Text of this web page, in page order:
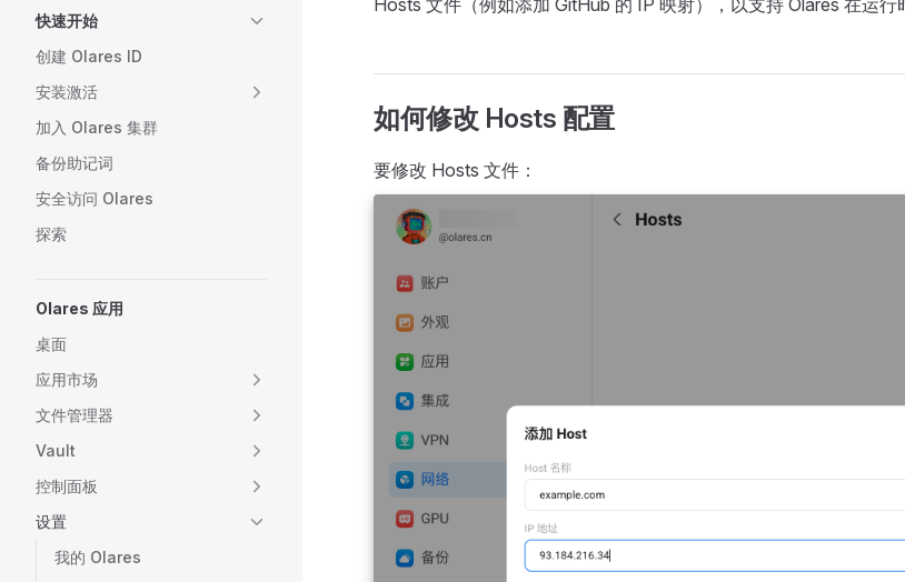
快速开始
创建 Olares ID
安装激活
加入 Olares 集群
备份助记词
安全访问 Olares
探索
Olares 应用
桌面
应用市场
文件管理器
Vault
控制面板
设置
我的 Olares
Hosts 文件（例如添加 GitHub 的 IP 映射），以支持 Olares 在运行
如何修改 Hosts 配置
要修改 Hosts 文件：